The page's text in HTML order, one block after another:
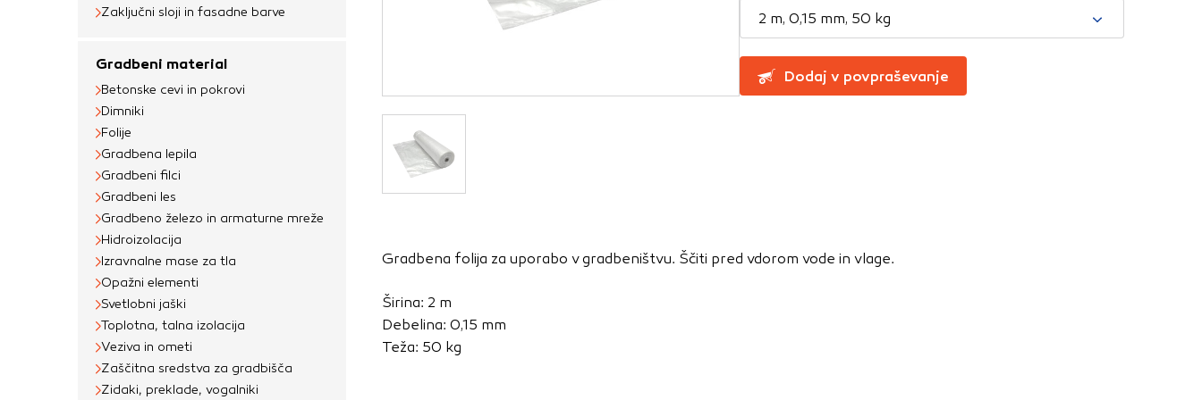
Zaključni sloji in fasadne barve
Gradbeni material
Betonske cevi in pokrovi
Dimniki
Folije
Gradbena lepila
Gradbeni filci
Gradbeni les
Gradbeno železo in armaturne mreže
Hidroizolacija
Izravnalne mase za tla
Opažni elementi
Svetlobni jaški
Toplotna, talna izolacija
Veziva in ometi
Zaščitna sredstva za gradbišča
Zidaki, preklade, vogalniki
2 m, 0,15 mm, 50 kg
Dodaj v povpraševanje
Gradbena folija za uporabo v gradbeništvu. Ščiti pred vdorom vode in vlage.
Širina: 2 m
Debelina: 0,15 mm
Teža: 50 kg
Obvezni piškotki
Običajno so nastavljeni samo kot odziv na vaša dejanja, ki vodijo do storitvenih zahtev, na primer
nastavitev zasebnosti, prijava ali izpolnjevanje obrazcev. Na voljo imate nastavitev, da brskalnik
blokira te piškotke ali vas opozori na njih. V tem primeru nekateri deli spletnega mesta ne bodo
Vedno aktivni
Piškotki za učinkovitost delovanja
S temi piškotki štejemo obiske in izvor prometa, da lahko merimo in izboljšamo učinkovitost
priljubljena, in opazujemo, kako se obiskovalci pomikajo po spletnem mestu. Podatki, ki jih piškotki
obiskali naše spletno mesto.
Piškotki za ciljno usmerjenost